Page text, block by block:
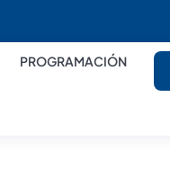
PROGRAMACIÓN